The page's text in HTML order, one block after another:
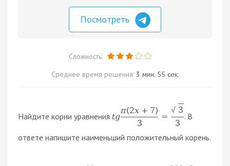
Посмотреть
Сложность:
Среднее время решения: 3 мин. 55 сек.
Найдите корни уравнения tg
π(2x + 7)
3
=
√ 3
3
. В
ответе напишите наименьший положительный корень.